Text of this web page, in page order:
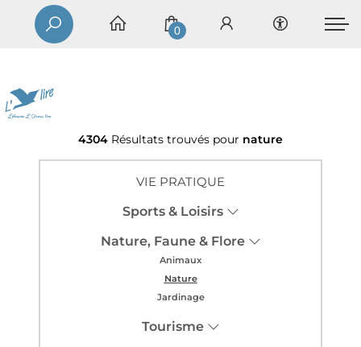
0
4304 Résultats trouvés pour nature
VIE PRATIQUE
Sports & Loisirs
Nature, Faune & Flore
Animaux
Nature
Jardinage
Tourisme